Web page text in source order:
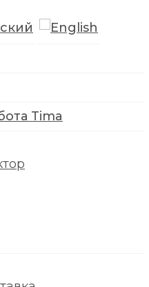
Tima